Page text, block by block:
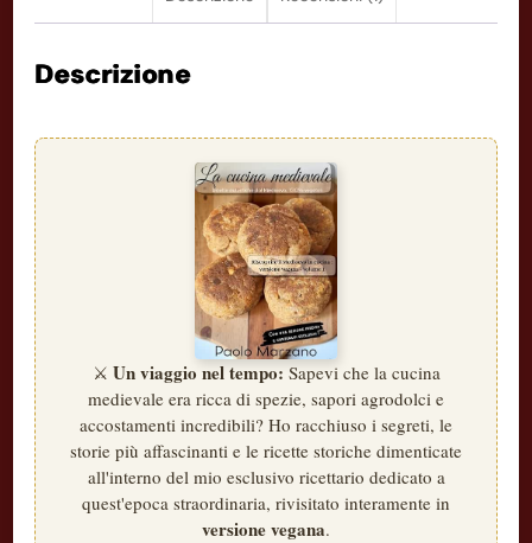
crumble
vegan
Descrizione
⚔️ Un viaggio nel tempo: Sapevi che la cucina
medievale era ricca di spezie, sapori agrodolci e
accostamenti incredibili? Ho racchiuso i segreti, le
storie più affascinanti e le ricette storiche dimenticate
all'interno del mio esclusivo ricettario dedicato a
quest'epoca straordinaria, rivisitato interamente in
versione vegana.